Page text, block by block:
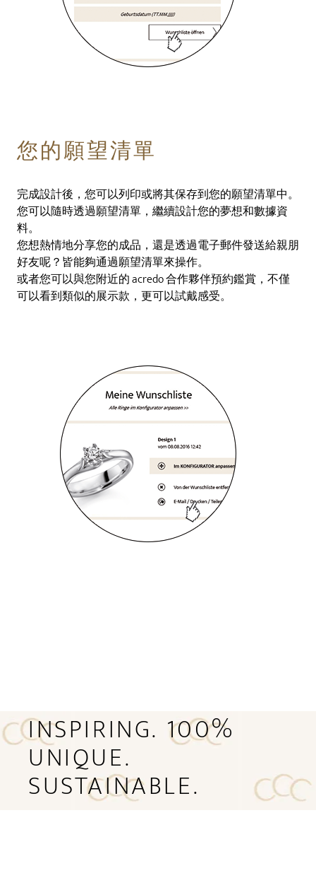
您的願望清單
完成設計後，您可以列印或將其保存到您的願望清單中。
您可以隨時透過願望清單，繼續設計您的夢想和數據資
料。
您想熱情地分享您的成品，還是透過電子郵件發送給親朋
好友呢？皆能夠通過願望清單來操作。
或者您可以與您附近的 acredo 合作夥伴預約鑑賞，不僅
可以看到類似的展示款，更可以試戴感受。
INSPIRING. 100%
UNIQUE.
SUSTAINABLE.